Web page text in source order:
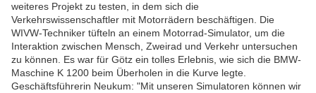
weiteres Projekt zu testen, in dem sich die
Verkehrswissenschaftler mit Motorrädern beschäftigen. Die
WIVW-Techniker tüfteln an einem Motorrad-Simulator, um die
Interaktion zwischen Mensch, Zweirad und Verkehr untersuchen
zu können. Es war für Götz ein tolles Erlebnis, wie sich die BMW-
Maschine K 1200 beim Überholen in die Kurve legte.
Geschäftsführerin Neukum: "Mit unseren Simulatoren können wir